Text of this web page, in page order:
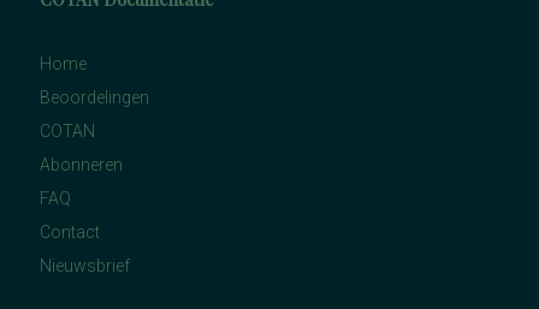
Home
Beoordelingen
COTAN
Abonneren
FAQ
Contact
Nieuwsbrief